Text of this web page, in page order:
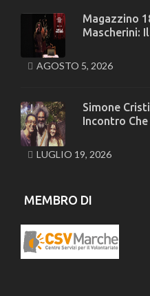
Magazzino
Mascherini:
AGOSTO 5, 2026
Simone
Incontro
LUGLIO 19, 2026
MEMBRO DI